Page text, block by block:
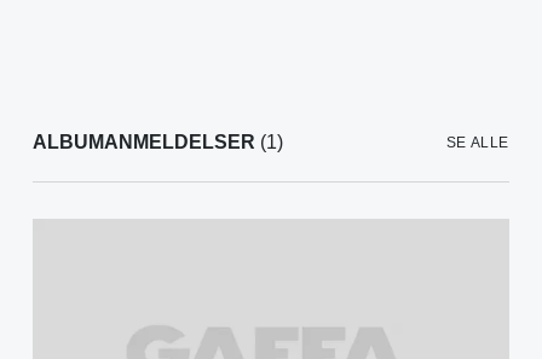
ALBUMANMELDELSER (1) SE ALLE